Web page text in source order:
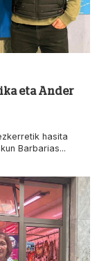
eta Ander
hasita
Barbarias...